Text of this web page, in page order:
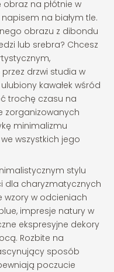
na płótnie w
na białym tle.
obrazu z dibondu
lub srebra? Chcesz
drzwi studia w
kawałek wśród
trochę czasu na
zorganizowanych
minimalizmu
wszystkich jego
stylu
dla charyzmatycznych
wzory w odcieniach
impresje natury w
ekspresyjne dekory
Rozbite na
sposób
poczucie